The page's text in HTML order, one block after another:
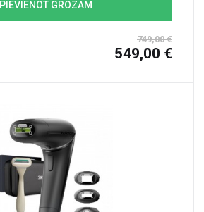
PIEVIENOT GROZAM
749,00 €
549,00 €